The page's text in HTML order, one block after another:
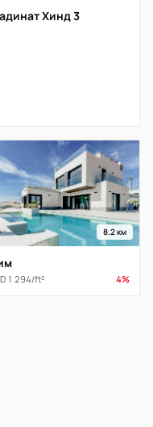
Хинд 3
8.2 км
1 294/ft² 4%